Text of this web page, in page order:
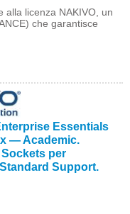
alla licenza NAKIVO, un
che garantisce
Essentials
— Academic.
per
Support.